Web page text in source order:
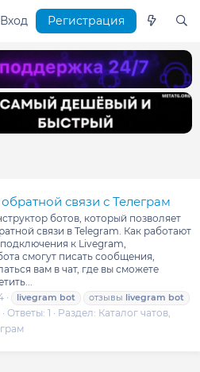
Вход Регистрация
связи с Телеграм
ботов, который позволяет
связи в Telegram. Как работают
к Livegram,
смогут писать сообщения,
вам в чат, где вы сможете
livegram bot отзывы livegram bot
Ответы: 1 Раздел: Каталог чатов,